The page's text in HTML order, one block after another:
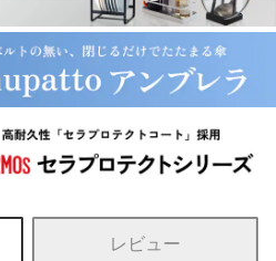
レビュー